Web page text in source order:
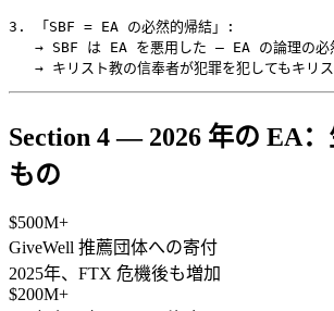
3. 「SBF = EA の必然的帰結」:
→ SBF は EA を悪用した — EA の論理の必
Section 4 — 2026 年の EA
もの
$500M+
GiveWell 推薦団体への寄付
2025年、FTX 危機後も増加
$200M+